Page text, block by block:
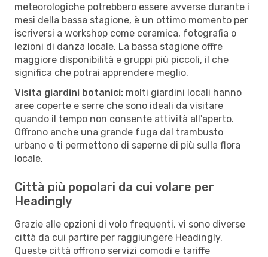
meteorologiche potrebbero essere avverse durante i
mesi della bassa stagione, è un ottimo momento per
iscriversi a workshop come ceramica, fotografia o
lezioni di danza locale. La bassa stagione offre
maggiore disponibilità e gruppi più piccoli, il che
significa che potrai apprendere meglio.
Visita giardini botanici: molti giardini locali hanno
aree coperte e serre che sono ideali da visitare
quando il tempo non consente attività all'aperto.
Offrono anche una grande fuga dal trambusto
urbano e ti permettono di saperne di più sulla flora
locale.
Città più popolari da cui volare per
Headingly
Grazie alle opzioni di volo frequenti, vi sono diverse
città da cui partire per raggiungere Headingly.
Queste città offrono servizi comodi e tariffe